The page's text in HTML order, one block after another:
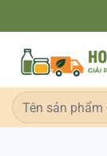
qua
dung
Tìm
kiếm: